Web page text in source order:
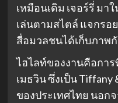
เหมือนเดิม เจอร์รี่ ม
เล่นตามสไตล์ แจกรอ
สื่อมวลชนได้เก็บภาพ
ไฮไลท์ของงานคือการ
เมธวิน ซึ่งเป็น Tiffany
ของประเทศไทย นอก